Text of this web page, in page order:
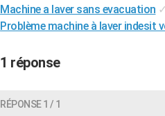
Machine a laver sans evacuation ✓
Problème machine à laver indesit
1 réponse
RÉPONSE 1 / 1